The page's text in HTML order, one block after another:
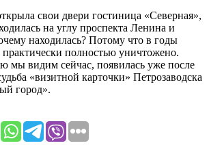
свои двери гостиница «Северная»,
на углу проспекта Ленина и
находилась? Потому что в годы
полностью уничтожено.
мы видим сейчас, появилась уже после
«визитной карточки» Петрозаводска
город».